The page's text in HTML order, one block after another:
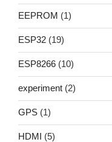
EEPROM (1)
ESP32 (19)
ESP8266 (10)
experiment (2)
GPS (1)
HDMI (5)